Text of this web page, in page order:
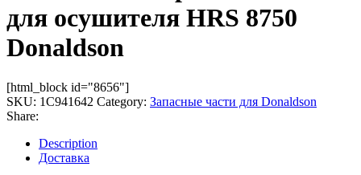
для осушителя HRS 8750
Donaldson
[html_block id="8656"]
SKU: 1C941642 Category: Запасные части для Donaldson
Share:
Description
Доставка